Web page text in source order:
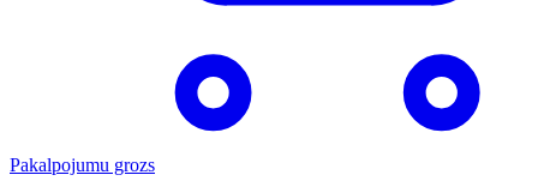
Pakalpojumu grozs